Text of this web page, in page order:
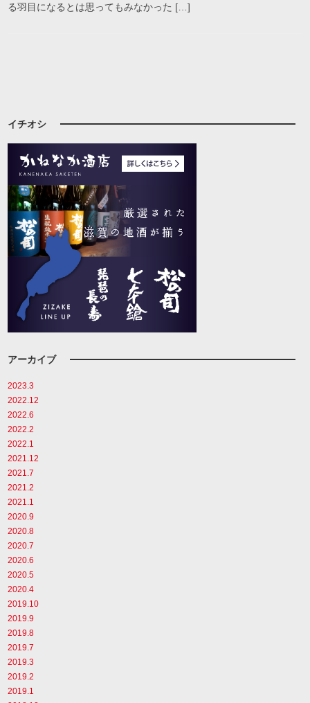
る羽目になるとは思ってもみなかった […]
イチオシ
アーカイブ
2023.3
2022.12
2022.6
2022.2
2022.1
2021.12
2021.7
2021.2
2021.1
2020.9
2020.8
2020.7
2020.6
2020.5
2020.4
2019.10
2019.9
2019.8
2019.7
2019.3
2019.2
2019.1